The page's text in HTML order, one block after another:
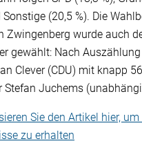
Sonstige (20,5 %). Die
Zwingenberg wurde auch
gewählt: Nach
Clever (CDU) mit knapp
Stefan Juchems
Sie den Artikel hier,
zu erhalten